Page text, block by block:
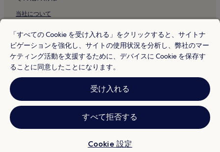
トリノ通り近くのショッピングに最適なホテル
ピッコロ シアター グラッシ付近のホテル
スピガ通りのアパートメント
ラジョーネ宮付近のホテル
ソルマーニ アンドレアーニ宮付近のホテル
スカラ座博物館付近のホテル
セスト サン ジョヴァンニのアパートメント
モンツァのアパートメント
ミラノのプールのあるホテル
当社について
旅行ガイド
Hotels.com リワード
* 一部のホテルは、チェックイン日の 24 時間以上前までにキャンセルす
ることを条件としています。詳細はウェブサイトでご覧ください。
© 2026 Hotels.com, L.P., an Expedia Group company. All rights reserved.
Hotels.com および Hotels.com のロゴは、Hotels.com, L.P. の商標または
「すべての Cookie を受け入れる」をクリックすると、サイトナ
ビゲーションを強化し、サイトの使用状況を分析し、弊社のマー
ケティング活動を支援するために、デバイスに Cookie を保存す
ることに同意したことになります。
受け入れる
すべて拒否する
Cookie 設定